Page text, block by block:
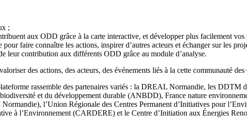
;
aux ODD grâce à la carte interactive, et développer plus facilement vos
faire connaître les actions, inspirer d’autres acteurs et échanger sur les
leur contribution aux différents ODD grâce au module d’analyse.
des actions, des acteurs, des événements liés à la cette communauté
rassemble des partenaires variés : la DREAL Normandie, les DDTM
et du développement durable (ANBDD), France nature
l’Union Régionale des Centres Permanent d’Initiatives pour
à l’Environnement (CARDERE) et le Centre d’Initiation aux Énergies